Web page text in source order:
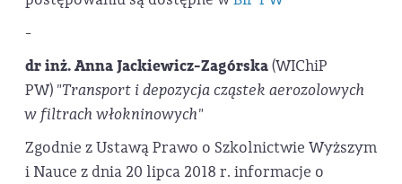
-
dr inż. Anna Jackiewicz-Zagórska(WIChiP
PW) "Transport i depozycja cząstek aerozolowych
w filtrach włokninowych"
Zgodnie z Ustawą Prawo o Szkolnictwie Wyższym
i Nauce z dnia 20 lipca 2018 r. informacje o